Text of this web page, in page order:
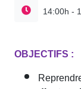
14:00h -
OBJECTIFS :